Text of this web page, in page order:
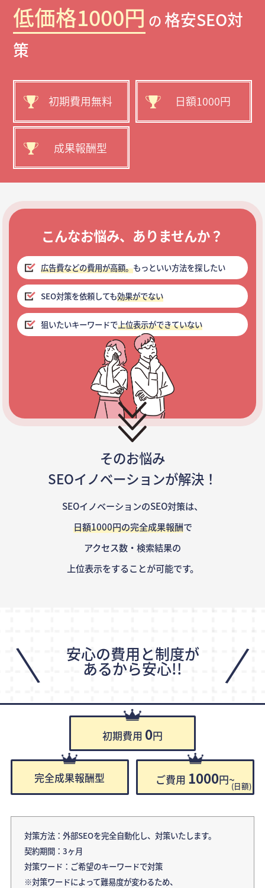
低価格1000円 の 格安SEO対
策
初期費用無料 日額1000円
成果報酬型
こんなお悩み、ありませんか？
広告費などの費用が高額。もっといい方法を探したい
SEO対策を依頼しても効果がでない
狙いたいキーワードで上位表示ができていない
そのお悩み
SEOイノベーションが解決！
SEOイノベーションのSEO対策は、
日額1000円の完全成果報酬で
アクセス数・検索結果の
上位表示をすることが可能です。
\ 安心の費用と制度が
あるから安心!! /
初期費用 0円
完全成果報酬型 ご費用 1000円~(日額)
対策方法：外部SEOを完全自動化し、対策いたします。
契約期間：3ヶ月
対策ワード：ご希望のキーワードで対策
※対策ワードによって難易度が変わるため、